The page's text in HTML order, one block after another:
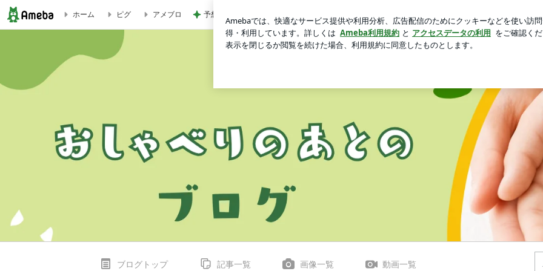
7月のおしゃべり部開催報告（コロナワクチンのこと・手帳のこと・大学のことなど） | おしゃべりのあとのブログ
ホーム ピグ アメブロ 予想以上の映画第二弾の入場特典 ロ
ブログトップ 記事一覧 画像一覧 動画一覧